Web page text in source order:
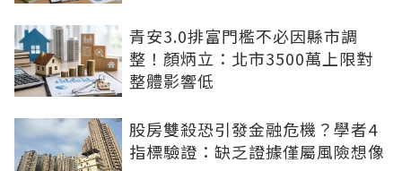
青安3.0排富門檻不必因縣市調
整！顏炳立：北市3500萬上限對
整體影響低
股房雙殺恐引發金融危機？學者4
指標驗證：缺乏證據僅屬風險想像